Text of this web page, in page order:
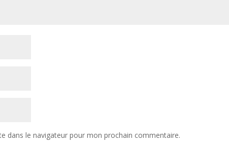
dans le navigateur pour mon prochain commentaire.